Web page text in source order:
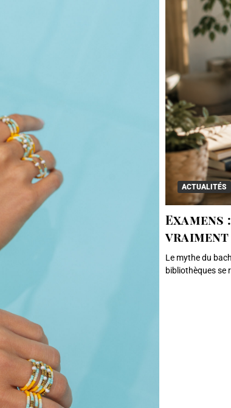
ACTUALITÉS
vraiment
Le mythe du
bibliothèques se